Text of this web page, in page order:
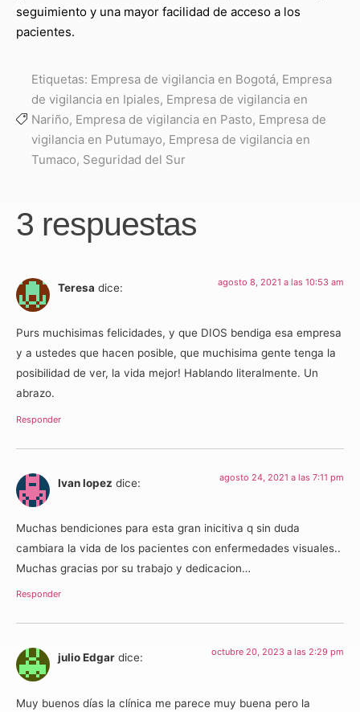
seguimiento y una mayor facilidad de acceso a los
pacientes.
Etiquetas: Empresa de vigilancia en Bogotá, Empresa
de vigilancia en Ipiales, Empresa de vigilancia en
Nariño, Empresa de vigilancia en Pasto, Empresa de
vigilancia en Putumayo, Empresa de vigilancia en
Tumaco, Seguridad del Sur
3 respuestas
Teresa dice: agosto 8, 2021 a las 10:53 am
Purs muchisimas felicidades, y que DIOS bendiga esa empresa
y a ustedes que hacen posible, que muchisima gente tenga la
posibilidad de ver, la vida mejor! Hablando literalmente. Un
abrazo.
Responder
Ivan lopez dice: agosto 24, 2021 a las 7:11 pm
Muchas bendiciones para esta gran inicitiva q sin duda
cambiara la vida de los pacientes con enfermedades visuales..
Muchas gracias por su trabajo y dedicacion…
Responder
julio Edgar dice: octubre 20, 2023 a las 2:29 pm
Muy buenos días la clínica me parece muy buena pero la